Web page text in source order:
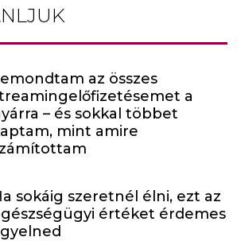
az összes
a
– és sokkal többet
mint amire
sokáig szeretnél élni, ezt az
értéket érdemes